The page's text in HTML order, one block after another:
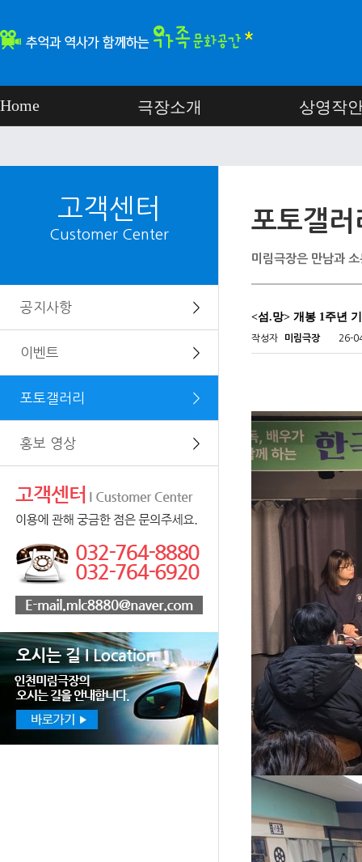
Home 극장소개 상영작
고객센터
Customer Center
공지사항 ＞
이벤트 ＞
포토갤러리 ＞
홍보 영상 ＞
포토갤러
미림극장은 만남과
<섬.망> 개봉 1주년
작성자 미림극장 26-